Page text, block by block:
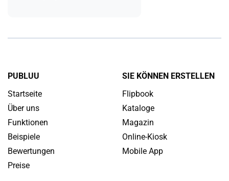
PUBLUU
Startseite
Über uns
Funktionen
Beispiele
Bewertungen
Preise
SIE KÖNNEN ERSTELLEN
Flipbook
Kataloge
Magazin
Online-Kiosk
Mobile App